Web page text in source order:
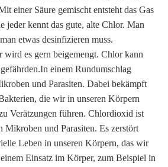
einer Säure gemischt entsteht das Gas
jeder kennt das gute, alte Chlor. Man
etwas desinfizieren muss.
wird es gern beigemengt. Chlor kann
einem Rundumschlag
und Parasiten. Dabei bekämpft
die wir in unseren Körpern
Verätzungen führen. Chlordioxid ist
Mikroben und Parasiten. Es zerstört
Leben in unseren Körpern, das wir
Einsatz im Körper, zum Beispiel in